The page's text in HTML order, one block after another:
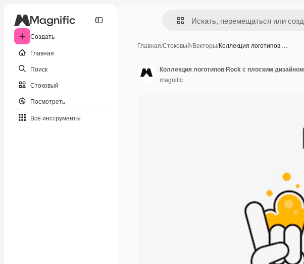
Создать
Главная
Поиск
Стоковый
Посмотреть
Все инструменты
Главная/Стоковый/Векторы/Коллекция логотипов …
Коллекция логотипов Rock с плоским дизайном
magnific